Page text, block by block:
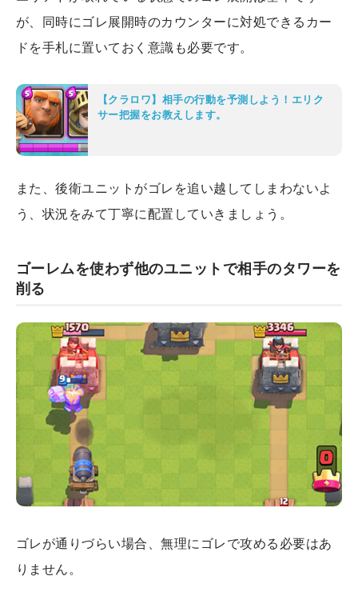
が、同時にゴレ展開時のカウンターに対処できるカー
ドを手札に置いておく意識も必要です。
【クラロワ】相手の行動を予測しよう！エリク
サー把握をお教えします。
また、後衛ユニットがゴレを追い越してしまわないよ
う、状況をみて丁寧に配置していきましょう。
ゴーレムを使わず他のユニットで相手のタワーを
削る
ゴレが通りづらい場合、無理にゴレで攻める必要はあ
りません。